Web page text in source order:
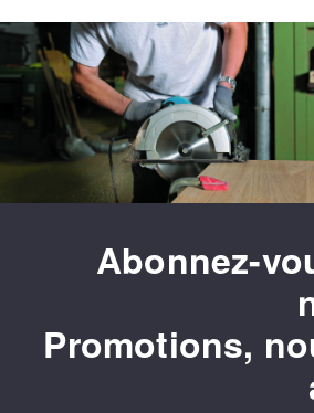
Abonnez-
Promotions,